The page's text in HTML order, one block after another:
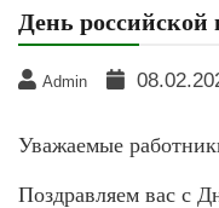
День российской
Admin
Уважаемые
Поздравляем вас с